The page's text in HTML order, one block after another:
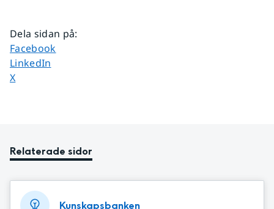
Dela sidan på:
Dela sidan på
Facebook
Dela sidan på
LinkedIn
Dela sidan på
X
Relaterade sidor
Kunskapsbanken